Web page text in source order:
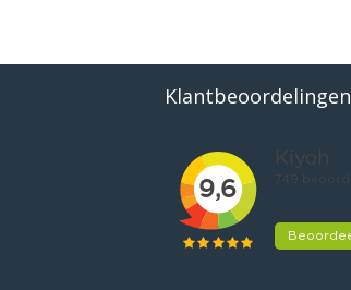
Klantbeoordelingen